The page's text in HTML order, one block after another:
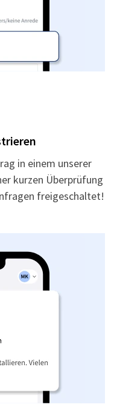
in einem unserer
kurzen Überprüfung
freigeschaltet!